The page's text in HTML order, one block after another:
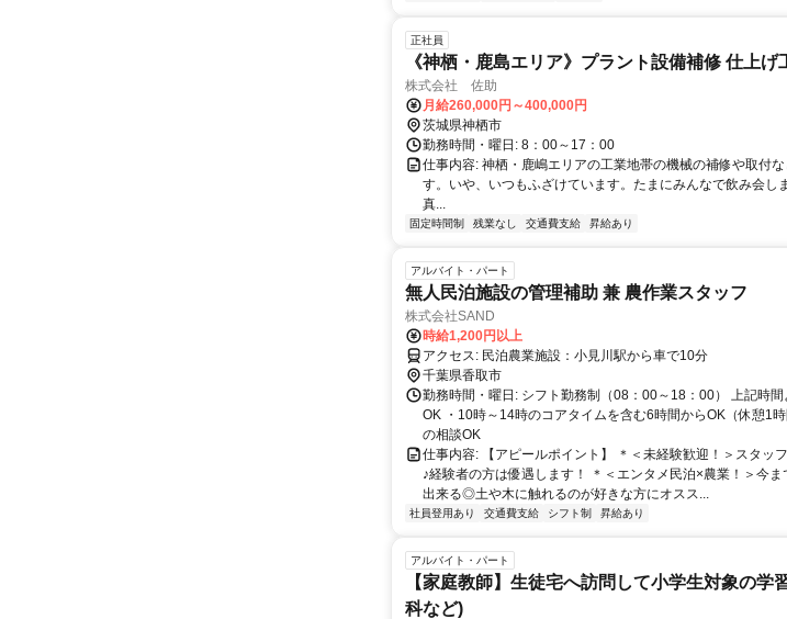
正社員
《神栖・鹿島エリア》プラント設備補修 仕上げ
株式会社 佐助
月給260,000円～400,000円
茨城県神栖市
勤務時間・曜日: 8：00～17：00
仕事内容: 神栖・鹿嶋エリアの工業地帯の機械の補修や取付
す。いや、いつもふざけています。たまにみんなで飲み会し
真...
固定時間制 残業なし 交通費支給 昇給あり
アルバイト・パート
無人民泊施設の管理補助 兼 農作業スタッフ
株式会社SAND
時給1,200円以上
アクセス: 民泊農業施設：小見川駅から車で10分
千葉県香取市
勤務時間・曜日: シフト勤務制（08：00～18：00） 上記時間
OK ・10時～14時のコアタイムを含む6時間からOK（休憩1
の相談OK
仕事内容: 【アピールポイント】 ＊＜未経験歓迎！＞スタッ
♪経験者の方は優遇します！ ＊＜エンタメ民泊×農業！＞今
出来る◎土や木に触れるのが好きな方にオスス...
社員登用あり 交通費支給 シフト制 昇給あり
アルバイト・パート
【家庭教師】生徒宅へ訪問して小学生対象の学
科など)